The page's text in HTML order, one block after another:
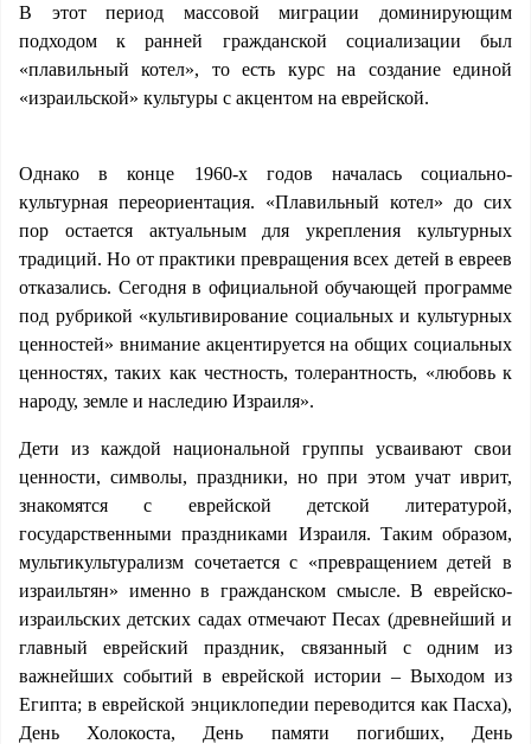
В этот период массовой миграции доминирующим
подходом к ранней гражданской социализации был
«плавильный котел», то есть курс на создание единой
«израильской» культуры с акцентом на еврейской.
Однако в конце 1960-х годов началась социально-
культурная переориентация. «Плавильный котел» до сих
пор остается актуальным для укрепления культурных
традиций. Но от практики превращения всех детей в евреев
отказались. Сегодня в официальной обучающей программе
под рубрикой «культивирование социальных и культурных
ценностей» внимание акцентируется на общих социальных
ценностях, таких как честность, толерантность, «любовь к
народу, земле и наследию Израиля».
Дети из каждой национальной группы усваивают свои
ценности, символы, праздники, но при этом учат иврит,
знакомятся с еврейской детской литературой,
государственными праздниками Израиля. Таким образом,
мультикультурализм сочетается с «превращением детей в
израильтян» именно в гражданском смысле. В еврейско-
израильских детских садах отмечают Песах (древнейший и
главный еврейский праздник, связанный с одним из
важнейших событий в еврейской истории – Выходом из
Египта; в еврейской энциклопедии переводится как Пасха),
День Холокоста, День памяти погибших, День